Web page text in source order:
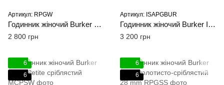
Артикул: RPGW
Годинник жіночий Burker Ruby mesh золотистий 28 mm
2 800 грн
Артикул: ISAPGBUR
Годинник жіночий Burker Isabell Petite золотистий бургунді
3 200 грн
6
6
6
6